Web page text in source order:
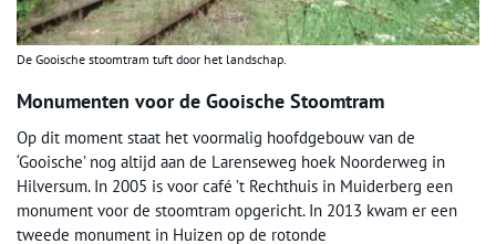
De Gooische stoomtram tuft door het landschap.
Monumenten voor de Gooische Stoomtram
Op dit moment staat het voormalig hoofdgebouw van de
‘Gooische’ nog altijd aan de Larenseweg hoek Noorderweg in
Hilversum. In 2005 is voor café ’t Rechthuis in Muiderberg een
monument voor de stoomtram opgericht. In 2013 kwam er een
tweede monument in Huizen op de rotonde